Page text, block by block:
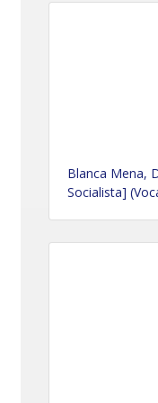
Blanca Mena,
Socialista]